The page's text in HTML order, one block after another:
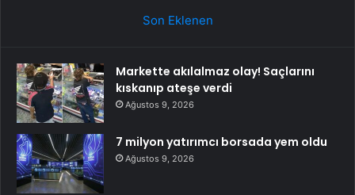
Son Eklenen
Markette akılalmaz olay! Saçlarını
kıskanıp ateşe verdi
Ağustos 9, 2026
7 milyon yatırımcı borsada yem oldu
Ağustos 9, 2026